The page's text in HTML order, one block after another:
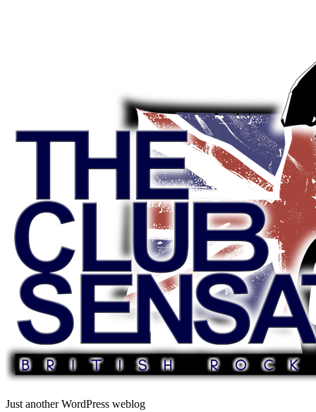
Just another WordPress weblog